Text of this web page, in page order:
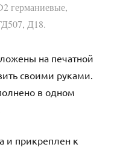
германиевые,
Д18.
на печатной
своими руками.
в одном
и прикреплен к